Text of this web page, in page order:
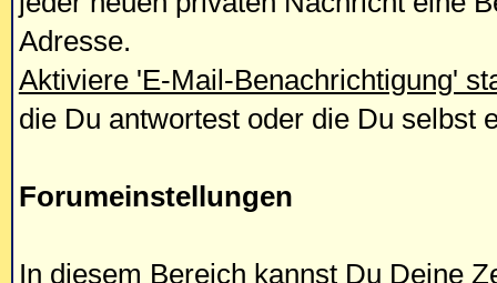
Adresse.
Aktiviere 'E-Mail-Benachrichtigung'
die Du antwortest oder die Du selbst
Forumeinstellungen
In diesem Bereich kannst Du Deine